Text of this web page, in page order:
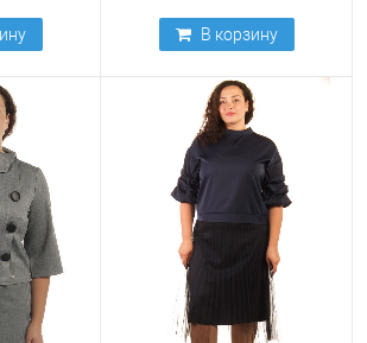
В корзину